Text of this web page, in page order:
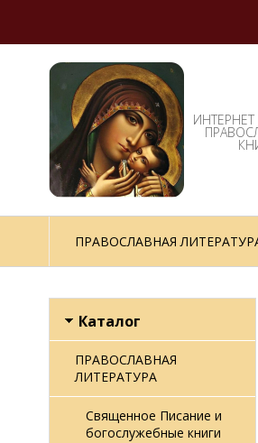
ПРАВОСЛАВНАЯ
Каталог
ПРАВОСЛАВНАЯ
ЛИТЕРАТУРА
Священное Писание и
богослужебные книги